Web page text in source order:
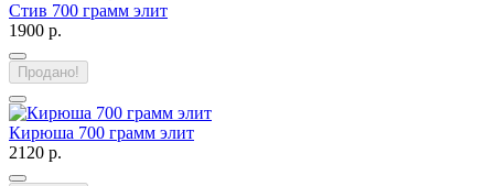
Стив 700 грамм элит
1900 р.
Продано!
Кирюша 700 грамм элит
2120 р.